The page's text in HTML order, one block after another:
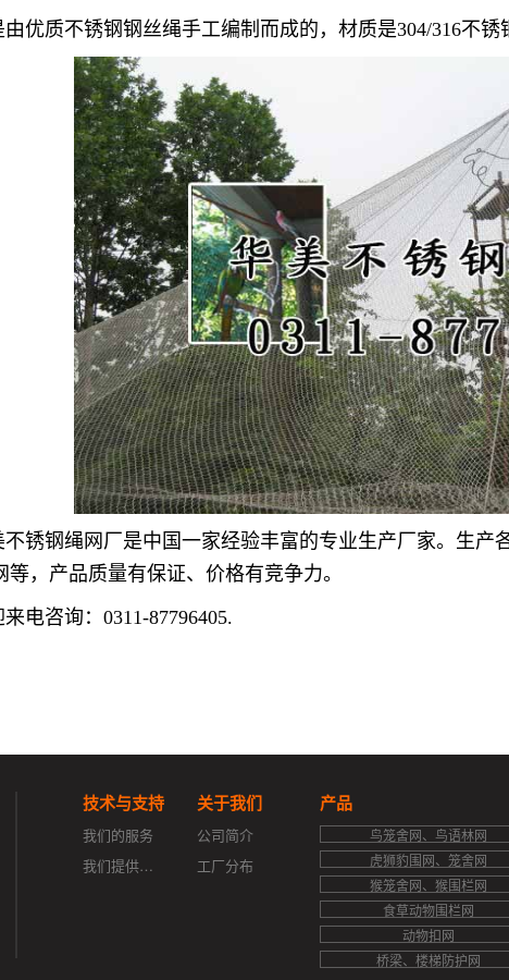
由优质不锈钢钢丝绳手工编制而成的，材质是304/316不锈
不锈钢绳网厂是中国一家经验丰富的专业生产厂家。生产
等，产品质量有保证、价格有竞争力。
电咨询：0311-87796405.
技术与支持
我们的服务
我们提供的支持
关于我们
公司简介
工厂分布
产品
鸟笼舍网、鸟语林网
虎狮豹围网、笼舍网
猴笼舍网、猴围栏网
食草动物围栏网
动物扣网
桥梁、楼梯防护网